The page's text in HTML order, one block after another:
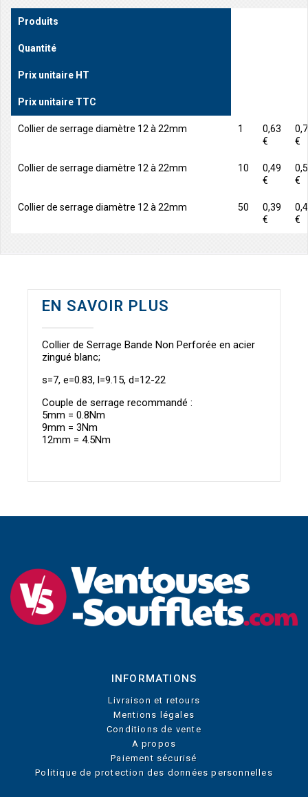
Produits
Quantité
Prix unitaire HT
Prix unitaire TTC
Collier de serrage diamètre 12 à 22mm 1
0,63
€
€
Collier de serrage diamètre 12 à 22mm 10
0,49
€
€
Collier de serrage diamètre 12 à 22mm 50
0,39
€
€
EN SAVOIR PLUS
Collier de Serrage Bande Non Perforée en acier
zingué blanc;
s=7, e=0.83, l=9.15, d=12-22
Couple de serrage recommandé :
5mm = 0.8Nm
9mm = 3Nm
12mm = 4.5Nm
INFORMATIONS
Livraison et retours
Mentions légales
Conditions de vente
A propos
Paiement sécurisé
Politique de protection des données personnelles